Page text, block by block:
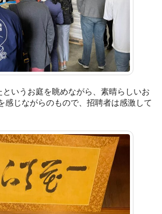
いうお庭を眺めながら、素晴らしいお
感じながらのもので、招聘者は感激して